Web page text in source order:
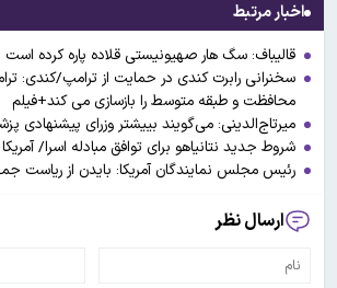
اخبار مرتبط
قالیباف: سگ هار صهیونیستی قلاده پاره کرده است
سخنرانی رابرت کندی در حمایت از ترامپ/کندی:
محافظت و طبقه متوسط را بازسازی می کند+فیلم
میرتاج‌الدینی: می‌گویند بییشتر وزرای پیشنهادی
شروط جدید نتانیاهو برای توافق مبادله اسرا/
رئیس مجلس نمایندگان آمریکا: بایدن از ریاست
ارسال نظر